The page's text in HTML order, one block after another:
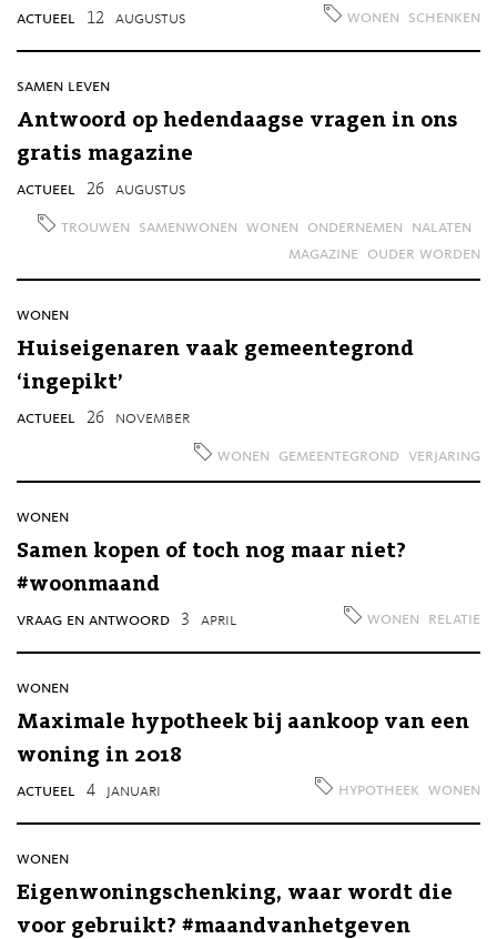
actueel 12 augustus wonen schenken
samen leven
Antwoord op hedendaagse vragen in ons
gratis magazine
actueel 26 augustus
trouwen samenwonen wonen ondernemen
nalaten
magazine
ouder worden
wonen
Huiseigenaren vaak gemeentegrond
‘ingepikt’
actueel 26 november
wonen gemeentegrond verjaring
wonen
Samen kopen of toch nog maar niet?
#woonmaand
vraag en antwoord 3 april wonen relatie
wonen
Maximale hypotheek bij aankoop van een
woning in 2018
actueel 4 januari hypotheek wonen
wonen
Eigenwoningschenking, waar wordt die
voor gebruikt? #maandvanhetgeven